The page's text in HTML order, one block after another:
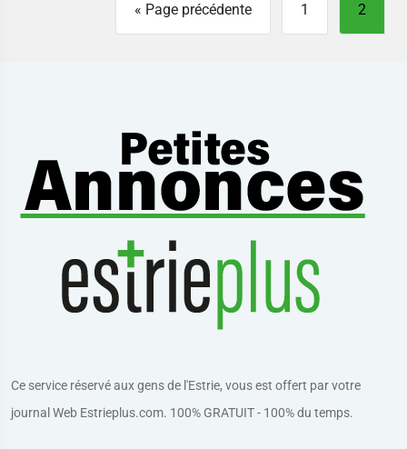
« Page précédente 1 2
Ce service réservé aux gens de l'Estrie, vous est offert par votre
journal Web Estrieplus.com. 100% GRATUIT - 100% du temps.